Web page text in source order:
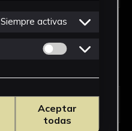
Siempre activas
Permitir cookies
Aceptar
todas